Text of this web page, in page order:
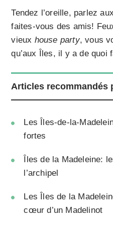
Tendez l’oreille, parlez
faites-vous des amis!
vieux house party, vous
qu’aux Îles, il y a de
Articles recommandés
Les Îles-de-la-
fortes
Îles de la Madeleine:
l’archipel
Les Îles de la
cœur d’un Madelinot